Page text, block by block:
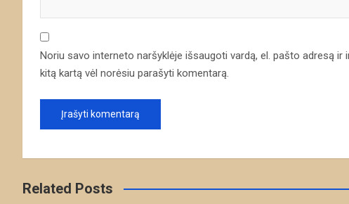
Noriu savo interneto naršyklėje išsaugoti vardą, el. pašto adresą
kitą kartą vėl norėsiu parašyti komentarą.
Related Posts